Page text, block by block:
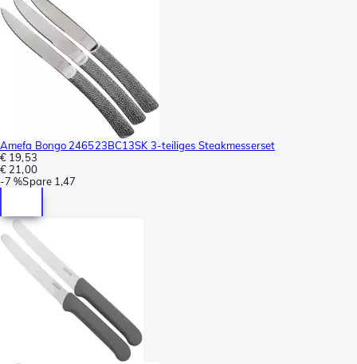
Amefa Bongo 246523BC13SK 3-teiliges Steakmesserset
€ 19,53
€ 21,00
-7 %Spare 1,47